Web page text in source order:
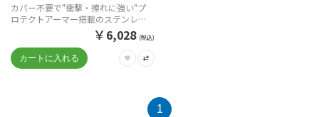
カバー不要で"衝撃・擦れに強い"プ
ロテクトアーマー搭載のステンレス
￥6,028 (税込)
1